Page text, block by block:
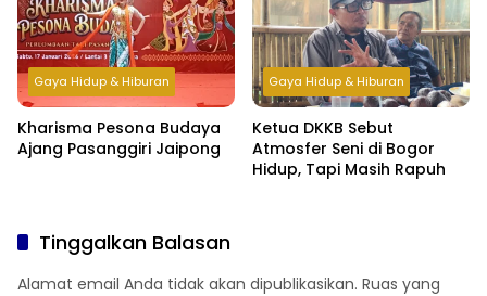
Gaya Hidup & Hiburan
Kharisma Pesona Budaya
Ajang Pasanggiri Jaipong
Gaya Hidup & Hiburan
Ketua DKKB Sebut
Atmosfer Seni di Bogor
Hidup, Tapi Masih Rapuh
Tinggalkan Balasan
Alamat email Anda tidak akan dipublikasikan. Ruas yang